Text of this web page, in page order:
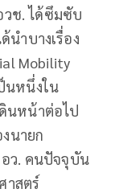
วช. ได้ซึมซับ
นำบางเรื่อง
Mobility
นหนึ่งใน
นหน้าต่อไป
นายก
อว. คนปัจจุบัน
าสตร์